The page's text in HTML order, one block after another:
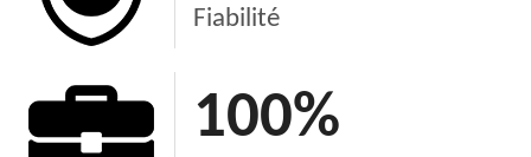
Fiabilité
100%